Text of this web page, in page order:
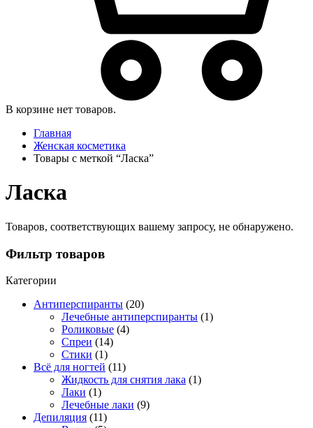
В корзине нет товаров.
Главная
Женская косметика
Товары с меткой “Ласка”
Ласка
Товаров, соответствующих вашему запросу, не обнаружено.
Фильтр товаров
Категории
Антиперспиранты (20)
Лечебные антиперспиранты (1)
Роликовые (4)
Спреи (14)
Стики (1)
Всё для ногтей (11)
Жидкость для снятия лака (1)
Лаки (1)
Лечебные лаки (9)
Депиляция (11)